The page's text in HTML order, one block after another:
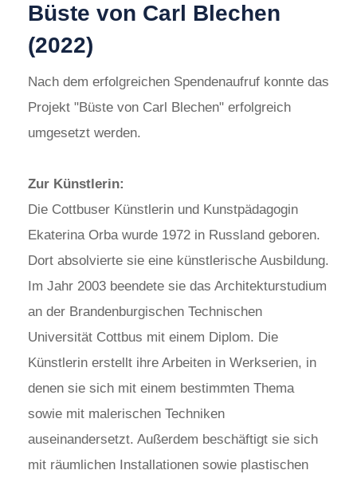
Büste von Carl Blechen
(2022)
Nach dem erfolgreichen Spendenaufruf konnte das
Projekt "Büste von Carl Blechen" erfolgreich
umgesetzt werden.
Zur Künstlerin:
Die Cottbuser Künstlerin und Kunstpädagogin
Ekaterina Orba wurde 1972 in Russland geboren.
Dort absolvierte sie eine künstlerische Ausbildung.
Im Jahr 2003 beendete sie das Architekturstudium
an der Brandenburgischen Technischen
Universität Cottbus mit einem Diplom. Die
Künstlerin erstellt ihre Arbeiten in Werkserien, in
denen sie sich mit einem bestimmten Thema
sowie mit malerischen Techniken
auseinandersetzt. Außerdem beschäftigt sie sich
mit räumlichen Installationen sowie plastischen